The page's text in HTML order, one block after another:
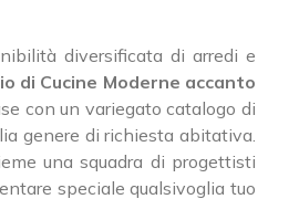
diversificata di arredi e
di Cucine Moderne accanto
con un variegato catalogo di
genere di richiesta abitativa.
una squadra di progettisti
speciale qualsivoglia tuo